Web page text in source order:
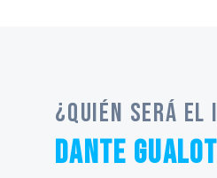
¿Quién será
Dante